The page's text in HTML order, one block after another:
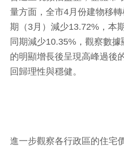
量方面，全市4月份建物移
期（3月）減少13.72%，本
同期減少10.35%，觀察數
的明顯增長後呈現高峰過後
回歸理性與穩健。
進一步觀察各行政區的住宅